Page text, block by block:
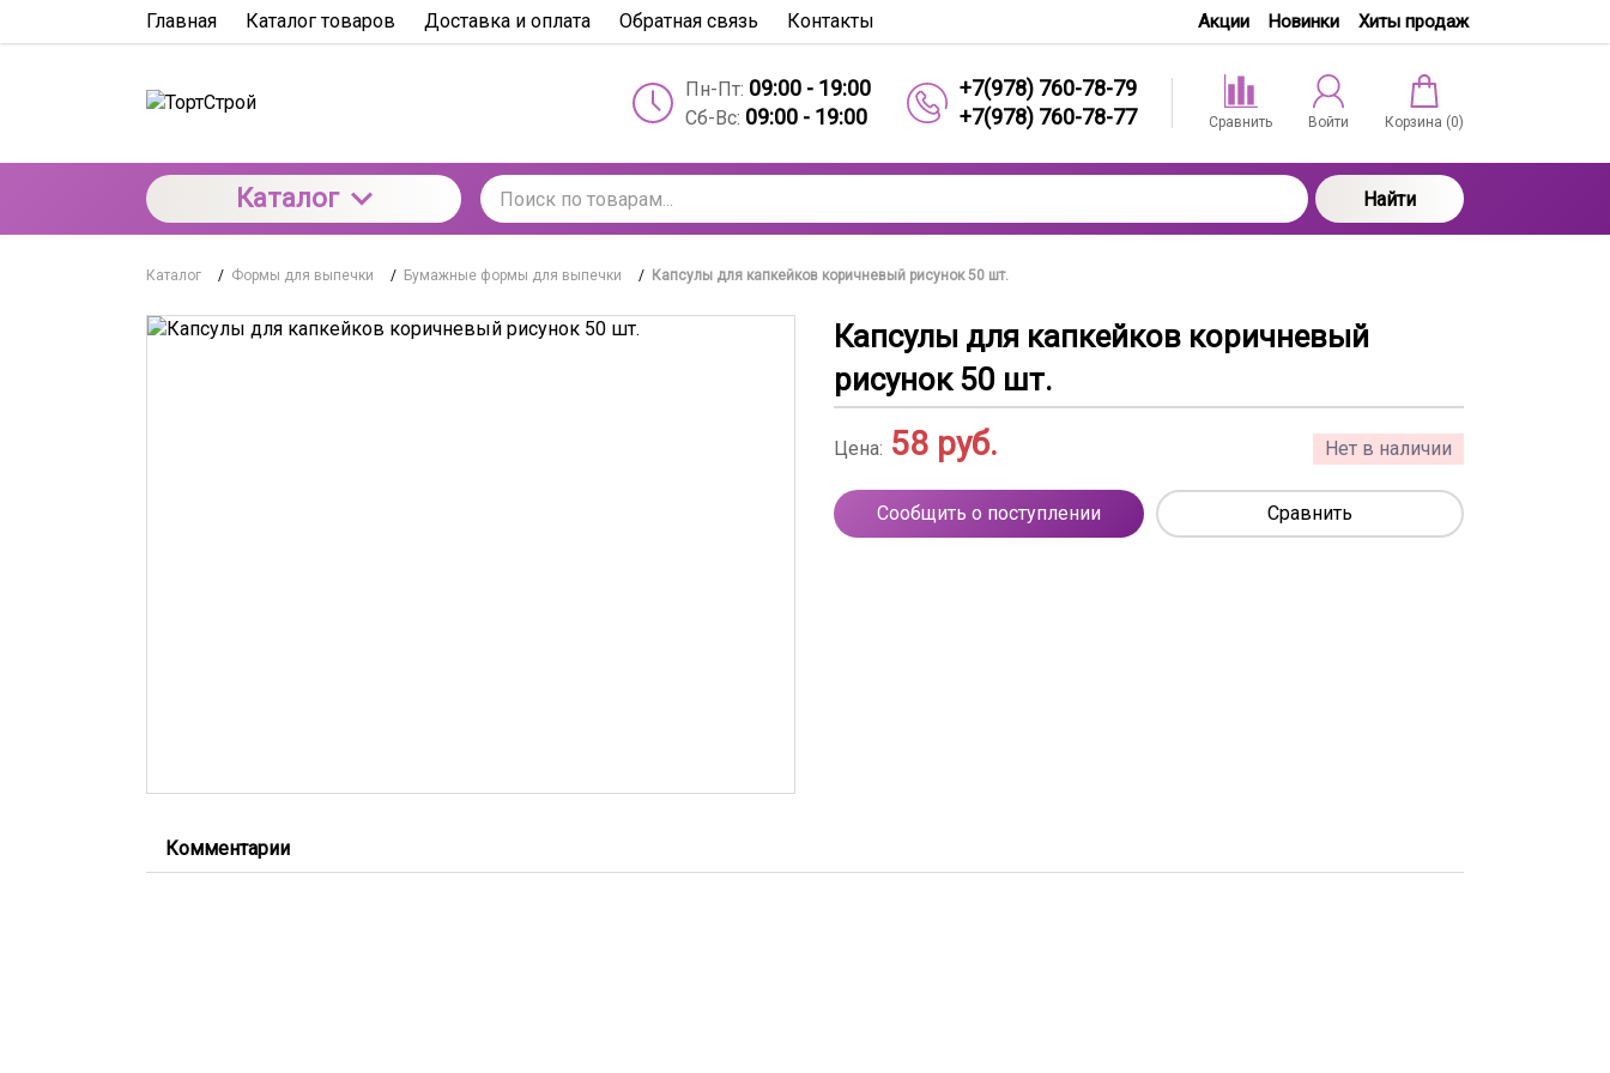
Главная Каталог товаров Доставка и оплата Обратная связь Контакты Акции Новинки Хиты продаж
Пн-Пт: 09:00 - 19:00
Сб-Вс: 09:00 - 19:00
+7(978) 760-78-79
+7(978) 760-78-77
Сравнить Войти Корзина (0)
Каталог Найти
Каталог / Формы для выпечки / Бумажные формы для выпечки / Капсулы для капкейков коричневый рисунок 50 шт.
Капсулы для капкейков коричневый
рисунок 50 шт.
Нет в наличии
Цена: 58 руб.
Сообщить о поступлении Сравнить
Комментарии